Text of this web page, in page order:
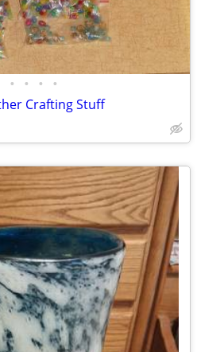
• • • •
Crafting Stuff